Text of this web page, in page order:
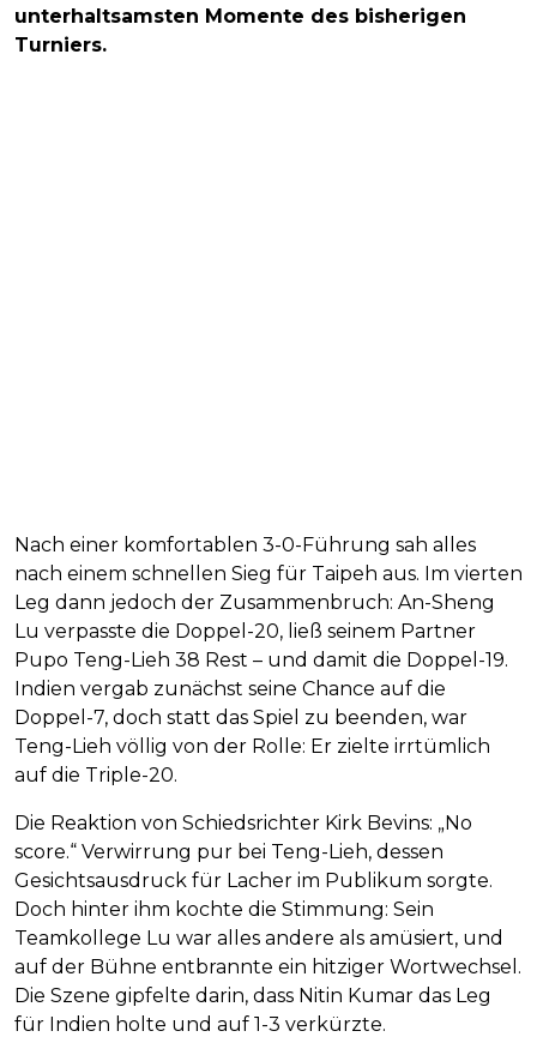
unterhaltsamsten Momente des bisherigen
Turniers.
Nach einer komfortablen 3-0-Führung sah alles
nach einem schnellen Sieg für Taipeh aus. Im vierten
Leg dann jedoch der Zusammenbruch: An-Sheng
Lu verpasste die Doppel-20, ließ seinem Partner
Pupo Teng-Lieh 38 Rest – und damit die Doppel-19.
Indien vergab zunächst seine Chance auf die
Doppel-7, doch statt das Spiel zu beenden, war
Teng-Lieh völlig von der Rolle: Er zielte irrtümlich
auf die Triple-20.
Die Reaktion von Schiedsrichter Kirk Bevins: „No
score.“ Verwirrung pur bei Teng-Lieh, dessen
Gesichtsausdruck für Lacher im Publikum sorgte.
Doch hinter ihm kochte die Stimmung: Sein
Teamkollege Lu war alles andere als amüsiert, und
auf der Bühne entbrannte ein hitziger Wortwechsel.
Die Szene gipfelte darin, dass Nitin Kumar das Leg
für Indien holte und auf 1-3 verkürzte.